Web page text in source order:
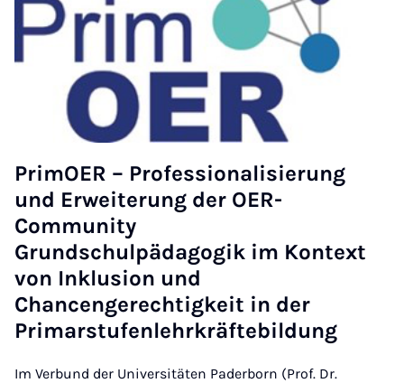
PrimOER – Professionalisierung
und Erweiterung der OER-
Community
Grundschulpädagogik im Kontext
von Inklusion und
Chancengerechtigkeit in der
Primarstufenlehrkräftebildung
Im Verbund der Universitäten Paderborn (Prof. Dr.